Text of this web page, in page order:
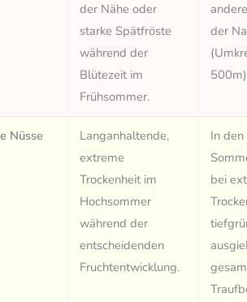
der Nähe oder
starke Spätfröste
während der
Blütezeit im
Frühsommer.
der
Nüsse
Langanhaltende,
extreme
Trockenheit im
Hochsommer
während der
entscheidenden
Fruchtentwicklung.
In den
bei